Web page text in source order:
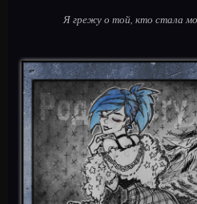
Я грежу о той, кто стала